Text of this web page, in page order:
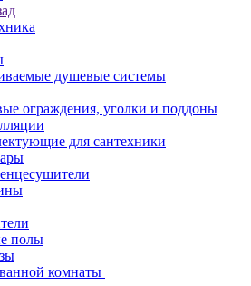
душевые системы
ограждения, уголки и поддоны
для сантехники
полы
комнаты